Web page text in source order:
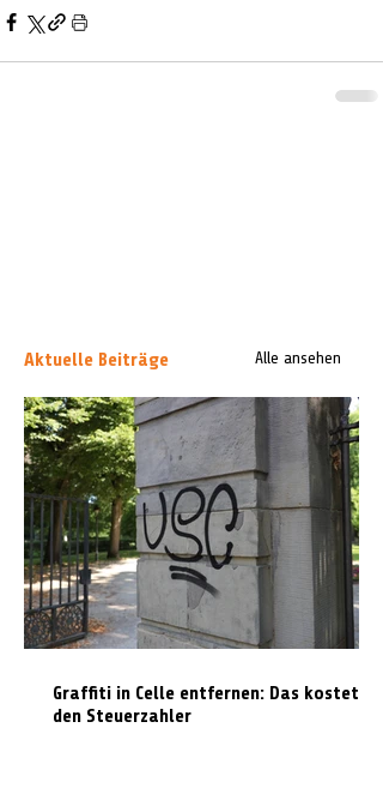
Aktuelle Beiträge Alle ansehen
Graffiti in Celle entfernen: Das kostet es
den Steuerzahler